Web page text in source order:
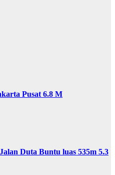
Pusat 6.8 M
Duta Buntu luas 535m 5.3